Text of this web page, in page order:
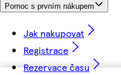
Pomoc s prvním nákupem
Jak nakupovat
Registrace
Rezervace času